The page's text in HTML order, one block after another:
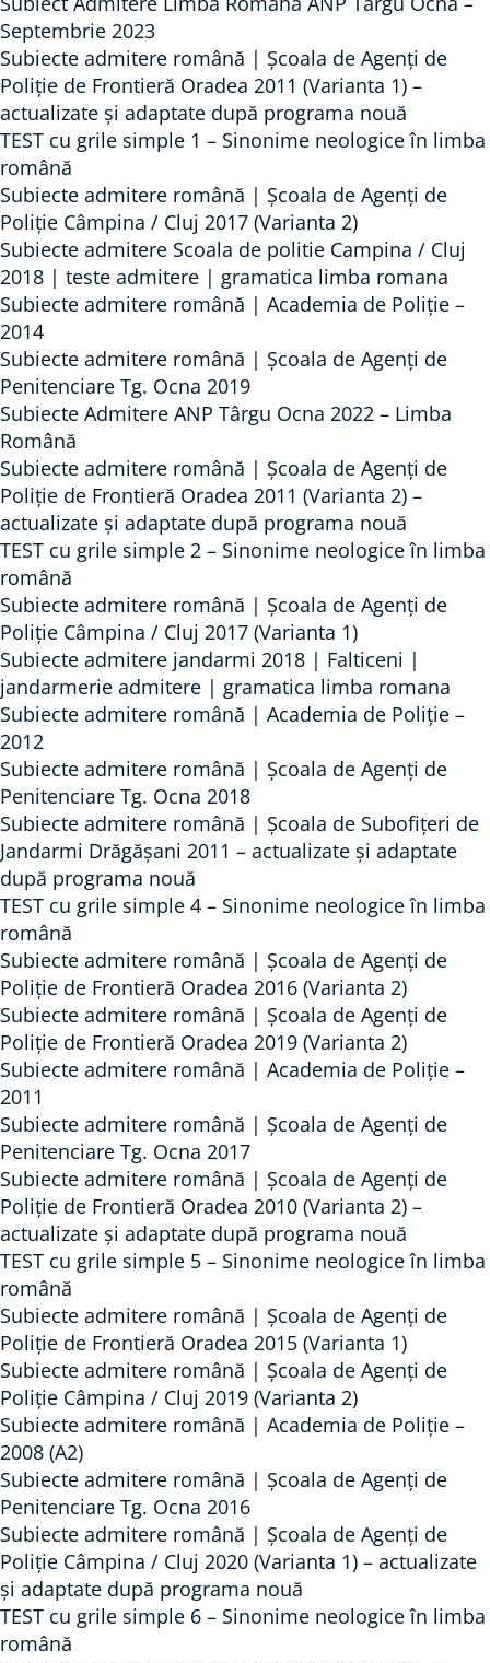
Septembrie 2023
Subiecte admitere română | Școala de Agenți de
Poliție de Frontieră Oradea 2011 (Varianta 1) –
actualizate și adaptate după programa nouă
TEST cu grile simple 1 – Sinonime neologice în limba
română
Subiecte admitere română | Școala de Agenți de
Poliție Câmpina / Cluj 2017 (Varianta 2)
Subiecte admitere Scoala de politie Campina / Cluj
2018 | teste admitere | gramatica limba romana
Subiecte admitere română | Academia de Poliție –
2014
Subiecte admitere română | Școala de Agenți de
Penitenciare Tg. Ocna 2019
Subiecte Admitere ANP Târgu Ocna 2022 – Limba
Română
Subiecte admitere română | Școala de Agenți de
Poliție de Frontieră Oradea 2011 (Varianta 2) –
actualizate și adaptate după programa nouă
TEST cu grile simple 2 – Sinonime neologice în limba
română
Subiecte admitere română | Școala de Agenți de
Poliție Câmpina / Cluj 2017 (Varianta 1)
Subiecte admitere jandarmi 2018 | Falticeni |
jandarmerie admitere | gramatica limba romana
Subiecte admitere română | Academia de Poliție –
2012
Subiecte admitere română | Școala de Agenți de
Penitenciare Tg. Ocna 2018
Subiecte admitere română | Școala de Subofițeri de
Jandarmi Drăgășani 2011 – actualizate și adaptate
după programa nouă
TEST cu grile simple 4 – Sinonime neologice în limba
română
Subiecte admitere română | Școala de Agenți de
Poliție de Frontieră Oradea 2016 (Varianta 2)
Subiecte admitere română | Școala de Agenți de
Poliție de Frontieră Oradea 2019 (Varianta 2)
Subiecte admitere română | Academia de Poliție –
2011
Subiecte admitere română | Școala de Agenți de
Penitenciare Tg. Ocna 2017
Subiecte admitere română | Școala de Agenți de
Poliție de Frontieră Oradea 2010 (Varianta 2) –
actualizate și adaptate după programa nouă
TEST cu grile simple 5 – Sinonime neologice în limba
română
Subiecte admitere română | Școala de Agenți de
Poliție de Frontieră Oradea 2015 (Varianta 1)
Subiecte admitere română | Școala de Agenți de
Poliție Câmpina / Cluj 2019 (Varianta 2)
Subiecte admitere română | Academia de Poliție –
2008 (A2)
Subiecte admitere română | Școala de Agenți de
Penitenciare Tg. Ocna 2016
Subiecte admitere română | Școala de Agenți de
Poliție Câmpina / Cluj 2020 (Varianta 1) – actualizate
și adaptate după programa nouă
TEST cu grile simple 6 – Sinonime neologice în limba
română